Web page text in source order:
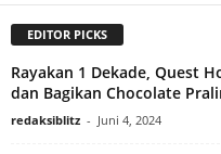
EDITOR PICKS
Rayakan 1 Dekade, Quest
dan Bagikan Chocolate
redaksiblitz - Juni 4, 2024